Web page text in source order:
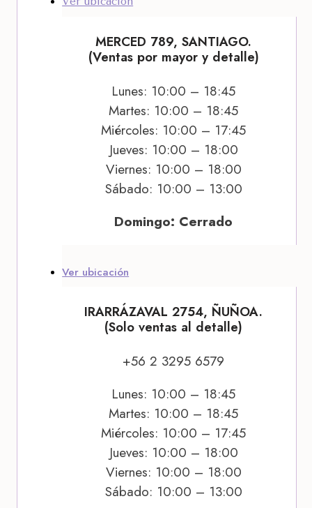
MERCED 789, SANTIAGO.
(Ventas por mayor y detalle)
Lunes: 10:00 – 18:45
Martes: 10:00 – 18:45
Miércoles: 10:00 – 17:45
Jueves: 10:00 – 18:00
Viernes: 10:00 – 18:00
Sábado: 10:00 – 13:00
Domingo: Cerrado
Ver ubicación
IRARRÁZAVAL 2754, ÑUÑOA.
(Solo ventas al detalle)
+56 2 3295 6579
Lunes: 10:00 – 18:45
Martes: 10:00 – 18:45
Miércoles: 10:00 – 17:45
Jueves: 10:00 – 18:00
Viernes: 10:00 – 18:00
Sábado: 10:00 – 13:00